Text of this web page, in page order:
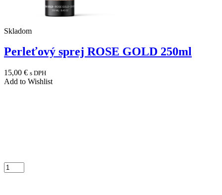
Skladom
Perleťový sprej ROSE GOLD 250ml
15,00 € s DPH
Add to Wishlist